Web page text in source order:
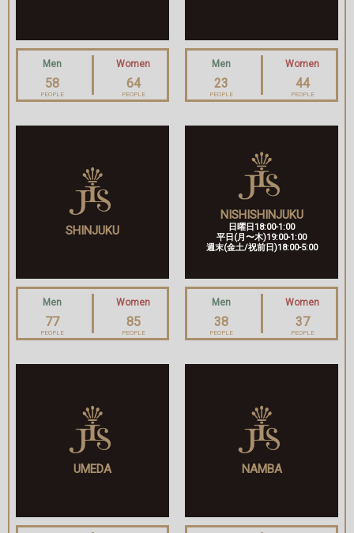
Men
58
PEOPLE
Women
64
PEOPLE
Men
23
PEOPLE
Women
44
PEOPLE
SHINJUKU
Men
77
PEOPLE
Women
85
PEOPLE
NISHISHINJUKU
日曜日18:00-1:00
平日(月〜木)19:00-1:00
週末(金土/祝前日)18:00-5:00
Men
38
PEOPLE
Women
37
PEOPLE
UMEDA NAMBA